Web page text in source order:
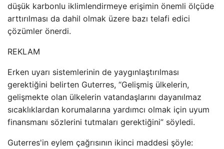
düşük karbonlu iklimlendirmeye erişimin önemli ölçüde
arttırılması da dahil olmak üzere bazı telafi edici
çözümler önerdi.
REKLAM
Erken uyarı sistemlerinin de yaygınlaştırılması
gerektiğini belirten Guterres, “Gelişmiş ülkelerin,
gelişmekte olan ülkelerin vatandaşlarını dayanılmaz
sıcaklıklardan korumalarına yardımcı olmak için uyum
finansmanı sözlerini tutmaları gerektiğini” söyledi.
Guterres'in eylem çağrısının ikinci maddesi şöyle: